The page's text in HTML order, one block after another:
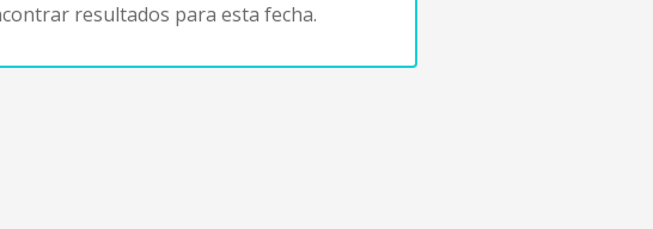
resultados para esta fecha.